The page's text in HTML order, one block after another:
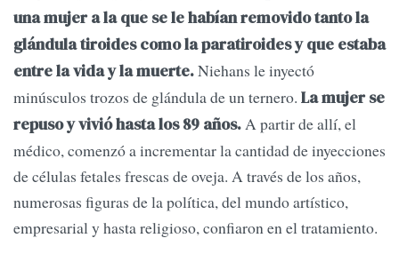
una mujer a la que se le habían removido tanto la
glándula tiroides como la paratiroides y que estaba
entre la vida y la muerte.Niehans le inyectó
minúsculos trozos de glándula de un ternero. La mujer se
repuso y vivió hasta los 89 años.A partir de allí, el
médico, comenzó a incrementar la cantidad de inyecciones
de células fetales frescas de oveja. A través de los años,
numerosas figuras de la política, del mundo artístico,
empresarial y hasta religioso, confiaron en el tratamiento.